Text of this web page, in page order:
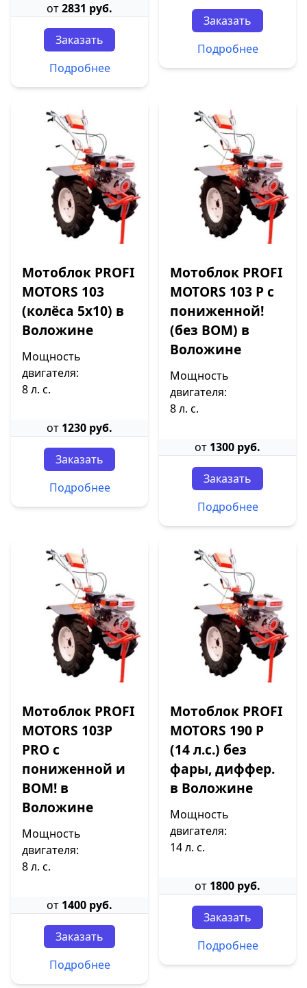
от2831 руб.
Заказать
Подробнее
Заказать
Подробнее
Мотоблок PROFI
MOTORS 103
(колёса 5х10) в
Воложине
Мощность
двигателя:
8 л. с.
от 1230 руб.
Заказать
Подробнее
Мотоблок PROFI
MOTORS 103 P с
пониженной!
(без ВОМ) в
Воложине
Мощность
двигателя:
8 л. с.
от 1300 руб.
Заказать
Подробнее
Мотоблок PROFI
MOTORS 103P
PRO с
пониженной и
ВОМ! в
Воложине
Мощность
двигателя:
8 л. с.
от 1400 руб.
Заказать
Подробнее
Мотоблок PROFI
MOTORS 190 P
(14 л.с.) без
фары, диффер.
в Воложине
Мощность
двигателя:
14 л. с.
от 1800 руб.
Заказать
Подробнее